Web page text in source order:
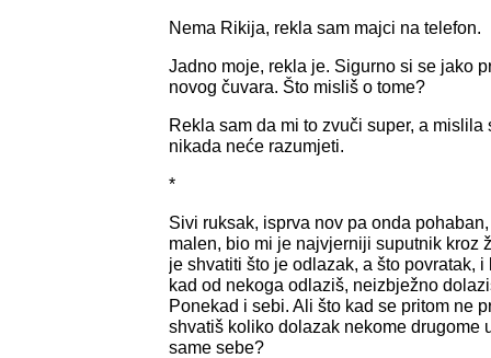
Nema Rikija, rekla sam majci na telefon.
Jadno moje, rekla je. Sigurno si se jako
novog čuvara. Što misliš o tome?
Rekla sam da mi to zvuči super, a mislila
nikada neće razumjeti.
*
Sivi ruksak, isprva nov pa onda
malen, bio mi je najvjerniji suputnik kroz
je shvatiti što je odlazak, a što povratak,
kad od nekoga odlaziš, neizbježno
Ponekad i sebi. Ali što kad se pritom ne
shvatiš koliko dolazak nekome drugome
same sebe?